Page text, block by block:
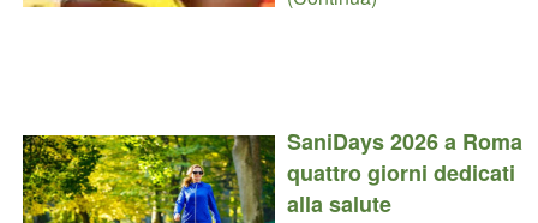
SaniDays 2026 a Roma
quattro giorni dedicati
alla salute